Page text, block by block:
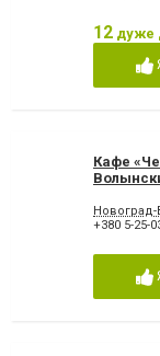
12 дуже
Кафе
+380 5-25-